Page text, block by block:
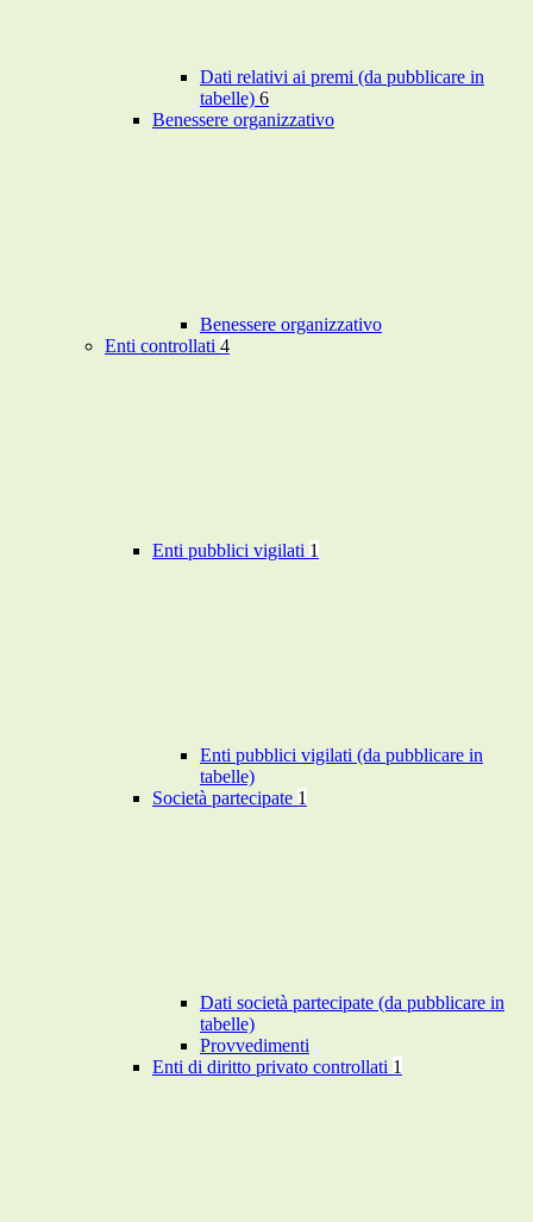
Dati relativi ai premi (da pubblicare in
tabelle) 6
Benessere organizzativo
Benessere organizzativo
Enti controllati 4
Enti pubblici vigilati 1
Enti pubblici vigilati (da pubblicare in
tabelle)
Società partecipate 1
Dati società partecipate (da pubblicare in
tabelle)
Provvedimenti
Enti di diritto privato controllati 1